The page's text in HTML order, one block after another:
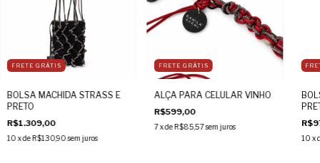
FRETE GRÁTIS
BOLSA MACHIDA STRASS E
PRETO
R$1.309,00
10 x de R$130,90 sem juros
FRETE GRÁTIS
ALÇA PARA CELULAR VINHO
R$599,00
7x de R$85,57sem juros
10 x